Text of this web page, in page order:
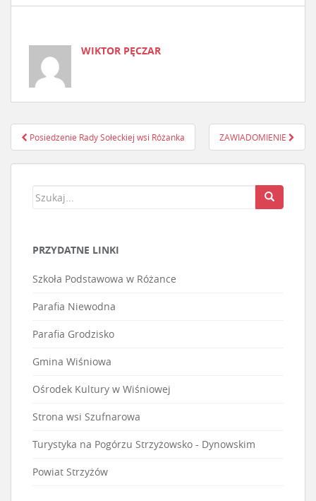
WIKTOR PĘCZAR
Nawigacja postu
Posiedzenie Rady Sołeckiej wsi Różanka ZAWIADOMIENIE
PRZYDATNE LINKI
Szkoła Podstawowa w Różance
Parafia Niewodna
Parafia Grodzisko
Gmina Wiśniowa
Ośrodek Kultury w Wiśniowej
Strona wsi Szufnarowa
Turystyka na Pogórzu Strzyżowsko - Dynowskim
Powiat Strzyżów